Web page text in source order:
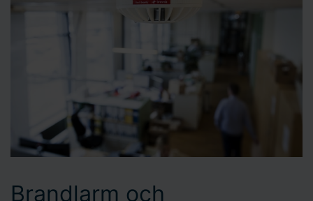
Brandlarm och